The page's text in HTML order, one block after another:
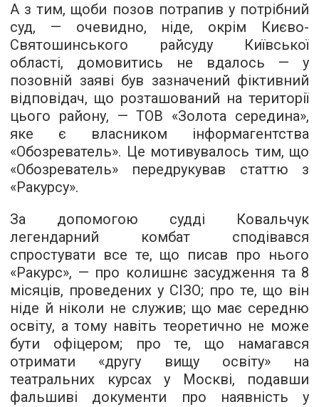
А з тим, щоби позов потрапив у потрібний
суд, — очевидно, ніде, окрім Києво-
Святошинського райсуду Київської
області, домовитись не вдалось — у
позовній заяві був зазначений фіктивний
відповідач, що розташований на території
цього району, — ТОВ «Золота середина»,
яке є власником інформагентства
«Обозреватель». Це мотивувалось тим, що
«Обозреватель» передрукував статтю з
«Ракурсу».
За допомогою судді Ковальчук
легендарний комбат сподівався
спростувати все те, що писав про нього
«Ракурс», — про колишнє засудження та 8
місяців, проведених у СІЗО; про те, що він
ніде й ніколи не служив; що має середню
освіту, а тому навіть теоретично не може
бути офіцером; про те, що намагався
отримати «другу вищу освіту» на
театральних курсах у Москві, подавши
фальшиві документи про наявність у